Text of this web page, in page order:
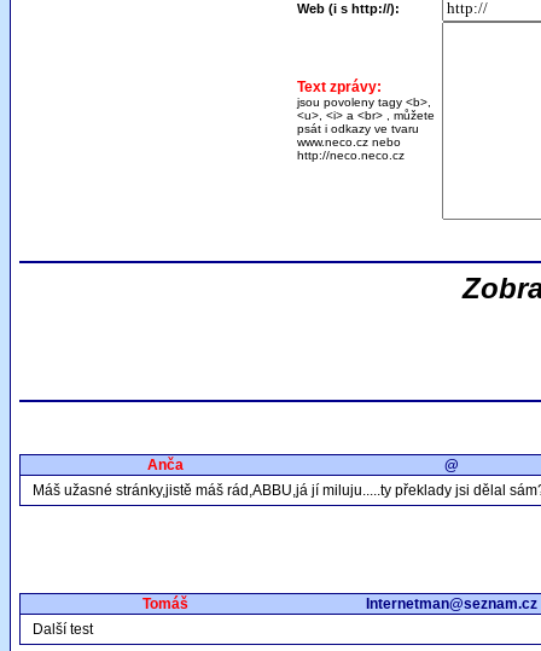
Web (i s http://):
Text zprávy:
jsou povoleny tagy <b>,
<u>, <i> a <br> , můžete
psát i odkazy ve tvaru
www.neco.cz nebo
http://neco.neco.cz
Anča
@
Máš užasné stránky,jistě máš rád,ABBU,já jí miluju.....ty překlady jsi dělal
Tomáš
Internetman@seznam.cz
Další test